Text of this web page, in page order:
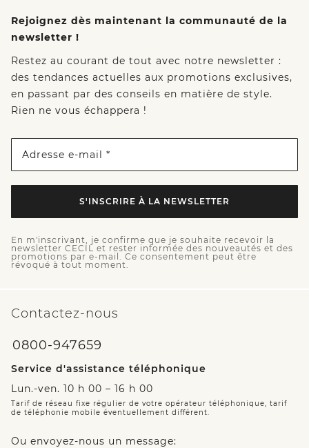
Rejoignez dès maintenant la communauté de la
newsletter !
Restez au courant de tout avec notre newsletter :
des tendances actuelles aux promotions exclusives,
en passant par des conseils en matière de style.
Rien ne vous échappera !
Adresse e-mail *
S'INSCRIRE À LA NEWSLETTER
En m'inscrivant, je confirme que je souhaite recevoir la
newsletter CECIL et rester informée des nouveautés et des
promotions par e-mail. Ce consentement peut être
révoqué à tout moment.
Contactez-nous
0800-947659
Service d'assistance téléphonique
Lun.-ven. 10 h 00 – 16 h 00
Tarif de réseau fixe régulier de votre opérateur téléphonique, tarif
de téléphonie mobile éventuellement différent.
Ou envoyez-nous un message: